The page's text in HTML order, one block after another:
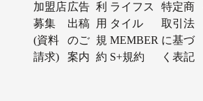
加盟店
募集
(資料
請求)
広告
出稿
のご
案内
利
用
規
約
ライフス
タイル
MEMBER
S+規約
特定商
取引法
に基づ
く表記